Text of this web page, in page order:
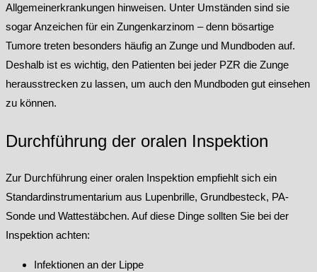
Allgemeinerkrankungen hinweisen. Unter Umständen sind sie
sogar Anzeichen für ein Zungenkarzinom – denn bösartige
Tumore treten besonders häufig an Zunge und Mundboden auf.
Deshalb ist es wichtig, den Patienten bei jeder PZR die Zunge
herausstrecken zu lassen, um auch den Mundboden gut einsehen
zu können.
Durchführung der oralen Inspektion
Zur Durchführung einer oralen Inspektion empfiehlt sich ein
Standardinstrumentarium aus Lupenbrille, Grundbesteck, PA-
Sonde und Wattestäbchen. Auf diese Dinge sollten Sie bei der
Inspektion achten:
Infektionen an der Lippe